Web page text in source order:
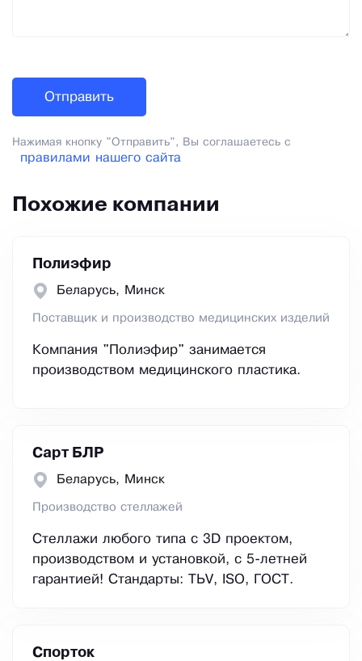
Нажимая кнопку "Отправить", Вы соглашаетесь с
правилами нашего сайта
Похожие компании
Полиэфир
Беларусь, Минск
Поставщик и производство медицинских изделий
Компания "Полиэфир" занимается
производством медицинского пластика.
Сарт БЛР
Беларусь, Минск
Производство стеллажей
Стеллажи любого типа с 3D проектом,
производством и установкой, с 5-летней
гарантией! Стандарты: TÜV, ISO, ГОСТ.
Спорток